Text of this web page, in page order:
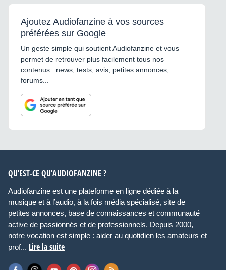
Ajoutez Audiofanzine à vos sources
préférées sur Google
Un geste simple qui soutient Audiofanzine et vous
permet de retrouver plus facilement tous nos
contenus : news, tests, avis, petites annonces,
forums...
QU’EST-CE QU’AUDIOFANZINE ?
Audiofanzine est une plateforme en ligne dédiée à la
musique et à l’audio, à la fois média spécialisé, site de
petites annonces, base de connaissances et communauté
active de passionnés et de professionnels. Depuis 2000,
notre vocation est simple : aider au quotidien les amateurs et
prof... Lire la suite